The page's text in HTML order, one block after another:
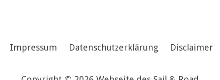
Impressum Datenschutzerklärung Disclaimer